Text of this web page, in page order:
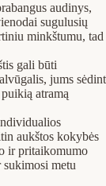
audinys,
sugulusių
minkštumu, tad
gali būti
jums sėdint
atramą
aukštos kokybės
ir pritaikomumo
metu